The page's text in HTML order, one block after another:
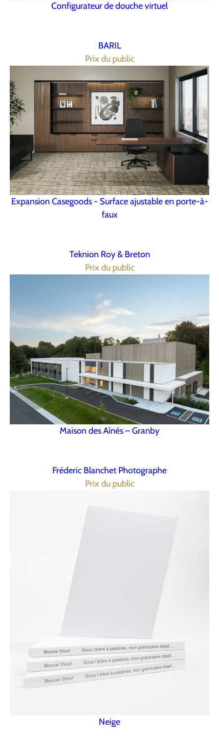
Configurateur de douche virtuel
BARIL
Prix du public
Expansion Casegoods - Surface ajustable en porte-à-
faux
Teknion Roy & Breton
Prix du public
Maison des Aînés – Granby
Fréderic Blanchet Photographe
Prix du public
Neige